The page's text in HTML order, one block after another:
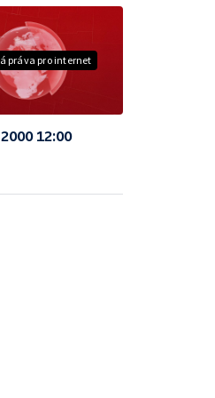
práva pro internet
12:00